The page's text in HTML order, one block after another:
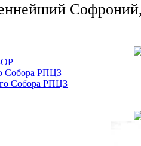
Собора РПЦЗ
Собора РПЦЗ